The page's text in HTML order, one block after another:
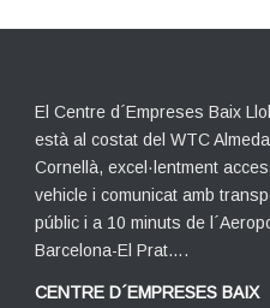
El Centre d´Empreses Baix
està al costat del WTC
Cornellà, excel·lentment
vehicle i comunicat amb
públic i a 10 minuts de
Barcelona-El Prat….
CENTRE D´EMPRESES BAIX